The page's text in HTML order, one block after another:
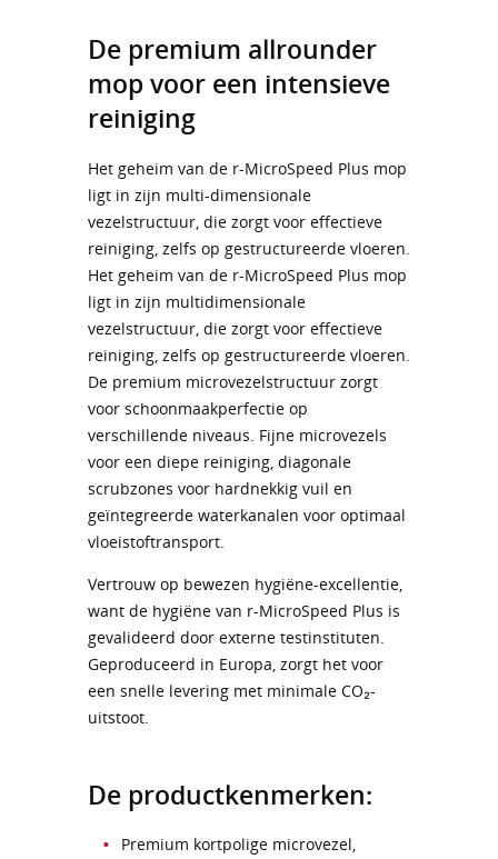
De premium allrounder
mop voor een intensieve
reiniging
Het geheim van de r-MicroSpeed Plus mop
ligt in zijn multi-dimensionale
vezelstructuur, die zorgt voor effectieve
reiniging, zelfs op gestructureerde vloeren.
Het geheim van de r-MicroSpeed Plus mop
ligt in zijn multidimensionale
vezelstructuur, die zorgt voor effectieve
reiniging, zelfs op gestructureerde vloeren.
De premium microvezelstructuur zorgt
voor schoonmaakperfectie op
verschillende niveaus. Fijne microvezels
voor een diepe reiniging, diagonale
scrubzones voor hardnekkig vuil en
geïntegreerde waterkanalen voor optimaal
vloeistoftransport.
Vertrouw op bewezen hygiëne-excellentie,
want de hygiëne van r-MicroSpeed Plus is
gevalideerd door externe testinstituten.
Geproduceerd in Europa, zorgt het voor
een snelle levering met minimale CO₂-
uitstoot.
De productkenmerken:
Premium kortpolige microvezel,